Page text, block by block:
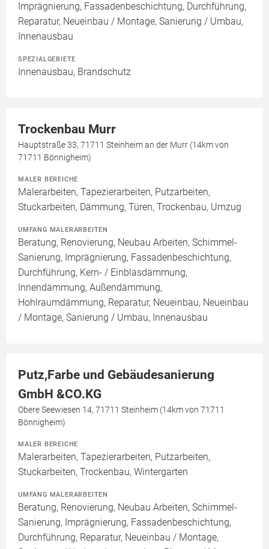
Imprägnierung, Fassadenbeschichtung, Durchführung,
Reparatur, Neueinbau / Montage, Sanierung / Umbau,
Innenausbau
SPEZIALGEBIETE
Innenausbau, Brandschutz
Trockenbau Murr
Hauptstraße 33, 71711 Steinheim an der Murr (14km von
71711 Bönnigheim)
MALER BEREICHE
Malerarbeiten, Tapezierarbeiten, Putzarbeiten,
Stuckarbeiten, Dämmung, Türen, Trockenbau, Umzug
UMFANG MALERARBEITEN
Beratung, Renovierung, Neubau Arbeiten, Schimmel-
Sanierung, Imprägnierung, Fassadenbeschichtung,
Durchführung, Kern- / Einblasdämmung,
Innendämmung, Außendämmung,
Hohlraumdämmung, Reparatur, Neueinbau, Neueinbau
/ Montage, Sanierung / Umbau, Innenausbau
Putz,Farbe und Gebäudesanierung
GmbH &CO.KG
Obere Seewiesen 14, 71711 Steinheim (14km von 71711
Bönnigheim)
MALER BEREICHE
Malerarbeiten, Tapezierarbeiten, Putzarbeiten,
Stuckarbeiten, Trockenbau, Wintergarten
UMFANG MALERARBEITEN
Beratung, Renovierung, Neubau Arbeiten, Schimmel-
Sanierung, Imprägnierung, Fassadenbeschichtung,
Durchführung, Reparatur, Neueinbau / Montage,